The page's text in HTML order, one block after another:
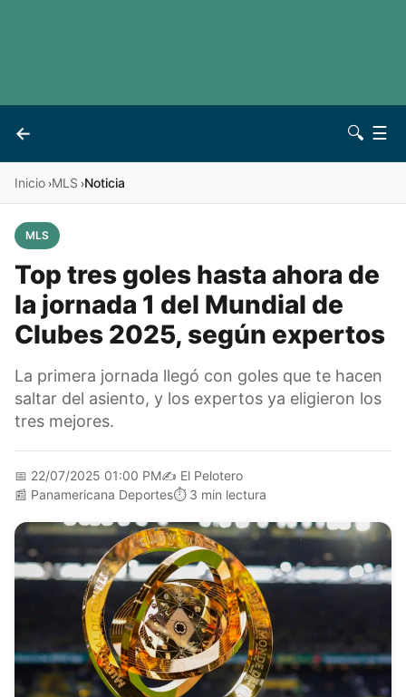
←
Vives 🔍 ☰
Inicio ›MLS ›Noticia
MLS
Top tres goles hasta ahora de
la jornada 1 del Mundial de
Clubes 2025, según expertos
La primera jornada llegó con goles que te hacen
saltar del asiento, y los expertos ya eligieron los
tres mejores.
📅 22/07/2025 01:00 PM✍️ El Pelotero
📰 Panamericana Deportes⏱️ 3 min lectura